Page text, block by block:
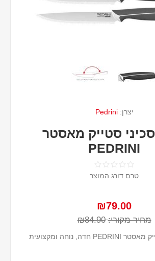
יצרן: Pedrini
סט 6 סכיני סטייק מאסטר
PEDRINI
טרם דורג המוצר
₪79.00
מחיר מקורי: ₪84.90